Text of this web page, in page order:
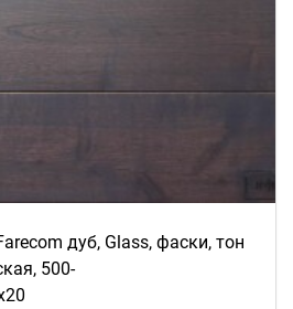
дуб, Glass, фаски, тон
500-